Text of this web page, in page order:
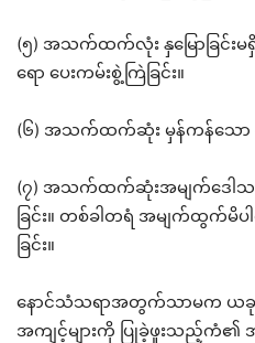
(၅) အသက်ထက်လုံး နှမြောခြင်
ရော ပေးကမ်းစွဲ့ကြဲခြင်း။
(၆) အသက်ထက်ဆုံး မှန်ကန်သော စ
(၇) အသက်ထက်ဆုံးအမျက်ဒေါသ
ခြင်း။ တစ်ခါတရံ အမျက်ထွက်မိပ
ခြင်း။
နောင်သံသရာအတွက်သာမက ယ
အကျင့်များကို ပြုခဲ့ဖူးသည့်ကံ၏